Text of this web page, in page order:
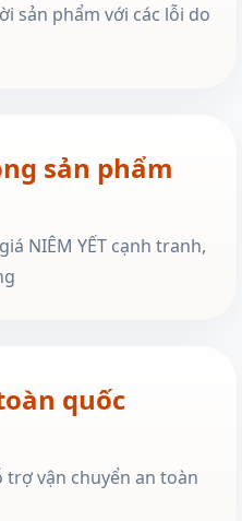
sản phẩm với các lỗi do
sản phẩm
NIÊM YẾT cạnh tranh,
quốc
vận chuyển an toàn